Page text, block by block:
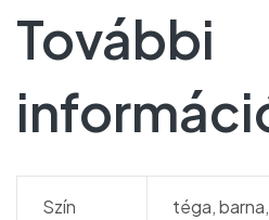
További
Szín téga,